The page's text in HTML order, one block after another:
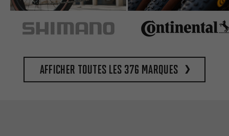
Afficher toutes les 376 marques